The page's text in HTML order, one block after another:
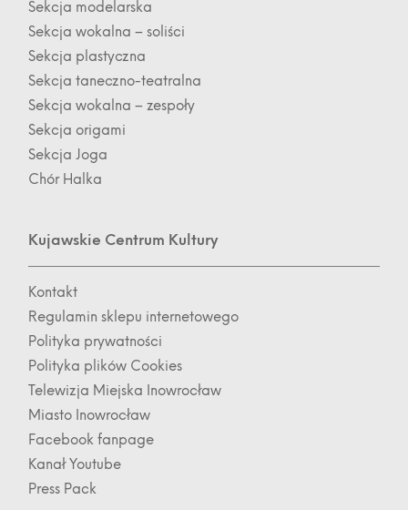
Sekcja modelarska
Sekcja wokalna – soliści
Sekcja plastyczna
Sekcja taneczno-teatralna
Sekcja wokalna – zespoły
Sekcja origami
Sekcja Joga
Chór Halka
Kujawskie Centrum Kultury
Kontakt
Regulamin sklepu internetowego
Polityka prywatności
Polityka plików Cookies
Telewizja Miejska Inowrocław
Miasto Inowrocław
Facebook fanpage
Kanał Youtube
Press Pack